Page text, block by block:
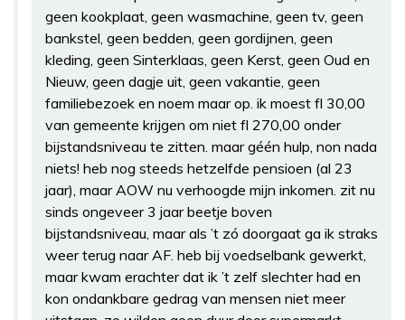
geen kookplaat, geen wasmachine, geen tv, geen
bankstel, geen bedden, geen gordijnen, geen
kleding, geen Sinterklaas, geen Kerst, geen Oud en
Nieuw, geen dagje uit, geen vakantie, geen
familiebezoek en noem maar op. ik moest fl 30,00
van gemeente krijgen om niet fl 270,00 onder
bijstandsniveau te zitten. maar géén hulp, non nada
niets! heb nog steeds hetzelfde pensioen (al 23
jaar), maar AOW nu verhoogde mijn inkomen. zit nu
sinds ongeveer 3 jaar beetje boven
bijstandsniveau, maar als ’t zó doorgaat ga ik straks
weer terug naar AF. heb bij voedselbank gewerkt,
maar kwam erachter dat ik ’t zelf slechter had en
kon ondankbare gedrag van mensen niet meer